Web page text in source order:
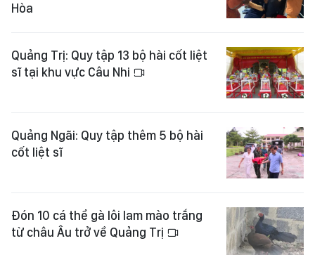
Hòa
Quảng Trị: Quy tập 13 bộ hài cốt liệt
sĩ tại khu vực Câu Nhi
Quảng Ngãi: Quy tập thêm 5 bộ hài
cốt liệt sĩ
Đón 10 cá thể gà lôi lam mào trắng
từ châu Âu trở về Quảng Trị